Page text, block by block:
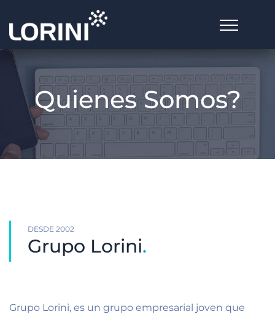
Quienes Somos?
DESDE 2002
Grupo Lorini.
Grupo Lorini, es un grupo empresarial joven que